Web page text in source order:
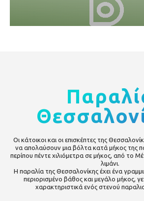
Οι κάτοικοι και οι επισκέπτες της
να απολαύσουν μια βόλτα κατά μήκος της
περίπου πέντε χιλιόμετρα σε μήκος, από το
λιμάνι.
Η παραλία της Θεσσαλονίκης έχει ένα
περιορισμένο βάθος και μεγάλο μήκος,
χαρακτηριστικά ενός στενού